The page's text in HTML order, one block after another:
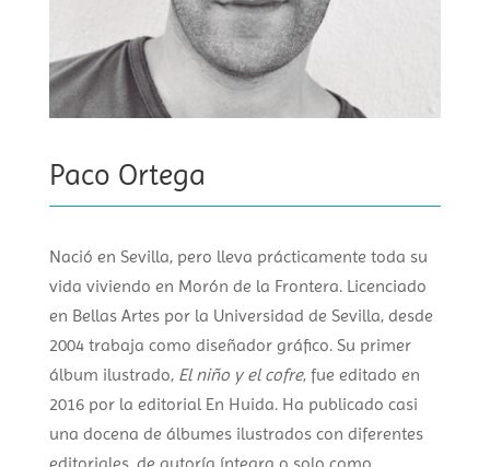
Paco Ortega
Nació en Sevilla, pero lleva prácticamente toda su
vida viviendo en Morón de la Frontera. Licenciado
en Bellas Artes por la Universidad de Sevilla, desde
2004 trabaja como diseñador gráfico. Su primer
álbum ilustrado, El niño y el cofre, fue editado en
2016 por la editorial En Huida. Ha publicado casi
una docena de álbumes ilustrados con diferentes